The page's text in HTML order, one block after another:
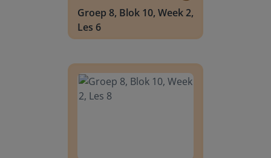
Groep 8, Blok 10, Week 2,
Les 6